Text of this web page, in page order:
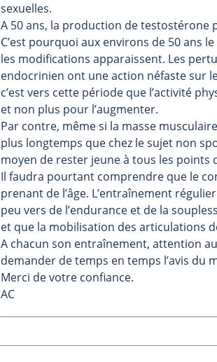
sexuelles.
A 50 ans, la production de testostérone
C’est pourquoi aux environs de 50 ans
les modifications apparaissent. Les
endocrinien ont une action néfaste sur
c’est vers cette période que l’activité
et non plus pour l’augmenter.
Par contre, même si la masse
plus longtemps que chez le sujet non
moyen de rester jeune à tous les points
Il faudra pourtant comprendre que le
prenant de l’âge. L’entraînement
peu vers de l’endurance et de la
et que la mobilisation des articulations
A chacun son entraînement, attention
demander de temps en temps l’avis du
Merci de votre confiance.
AC